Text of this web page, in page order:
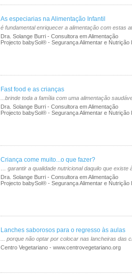
As especiarias na Alimentação Infantil
é fundamental enriquecer a alimentação com estas
Dra. Solange Burri - Consultora em Alimentação
Projecto babySol® - Segurança Alimentar e Nutrição
Fast food e as crianças
...brinde toda a família com uma alimentação
Dra. Solange Burri - Consultora em Alimentação
Projecto babySol® - Segurança Alimentar e Nutrição
Criança come muito...o que fazer?
… garantir a qualidade nutricional daquilo que existe
Dra. Solange Burri - Consultora em Alimentação
Projecto babySol® - Segurança Alimentar e Nutrição
Lanches saborosos para o regresso às aulas
... porque não optar por colocar nas lancheiras das
Centro Vegetariano - www.centrovegetariano.org